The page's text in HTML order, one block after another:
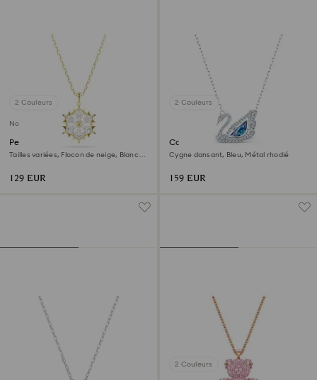
2 Couleurs
Nouveau
Pendentif Magic
Tailles variées, Flocon de neige, Blanc,
129 EUR
2 Couleurs
Collier Swan
Cygne dansant, Bleu, Métal rhodié
159 EUR
2 Couleurs